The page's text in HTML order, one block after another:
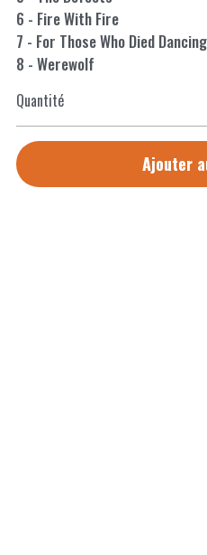
6 - Fire With Fire
7 - For Those Who Died Dancing
8 - Werewolf
Quantité
Ajouter